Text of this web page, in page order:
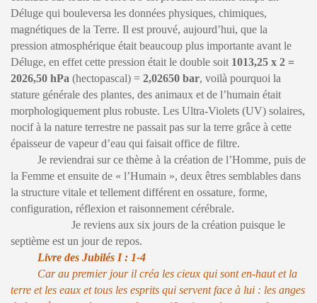
Déluge qui bouleversa les données physiques, chimiques,
magnétiques de la Terre. Il est prouvé, aujourd’hui, que la
pression atmosphérique était beaucoup plus importante avant le
Déluge, en effet cette pression était le double soit 1013,25 x 2 =
2026,50 hPa (hectopascal) = 2,02650 bar, voilà pourquoi la
stature générale des plantes, des animaux et de l’humain était
morphologiquement plus robuste. Les Ultra-Violets (UV) solaires,
nocif à la nature terrestre ne passait pas sur la terre grâce à cette
épaisseur de vapeur d’eau qui faisait office de filtre.
Je reviendrai sur ce thème à la création de l’Homme, puis de
la Femme et ensuite de « l’Humain », deux êtres semblables dans
la structure vitale et tellement différent en ossature, forme,
configuration, réflexion et raisonnement cérébrale.
Je reviens aux six jours de la création puisque le
septième est un jour de repos.
Livre des Jubilés I : 1-4
Car au premier jour il créa les cieux qui sont en-haut et la
terre et les eaux et tous les esprits qui servent face à lui : les anges